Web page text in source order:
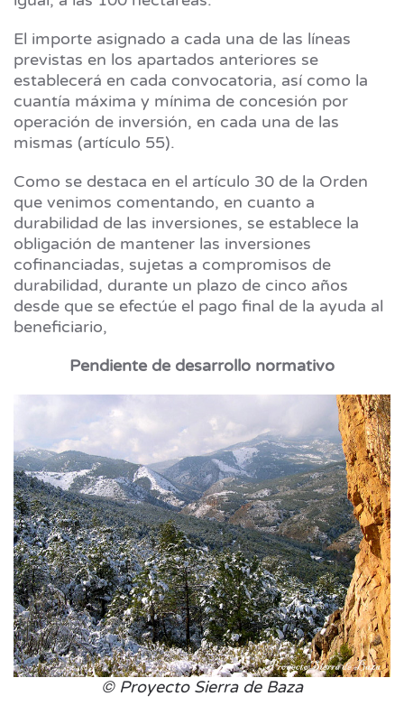
El importe asignado a cada una de las líneas
previstas en los apartados anteriores se
establecerá en cada convocatoria, así como la
cuantía máxima y mínima de concesión por
operación de inversión, en cada una de las
mismas (artículo 55).
Como se destaca en el artículo 30 de la Orden
que venimos comentando, en cuanto a
durabilidad de las inversiones, se establece la
obligación de mantener las inversiones
cofinanciadas, sujetas a compromisos de
durabilidad, durante un plazo de cinco años
desde que se efectúe el pago final de la ayuda al
beneficiario,
Pendiente de desarrollo normativo
© Proyecto Sierra de Baza